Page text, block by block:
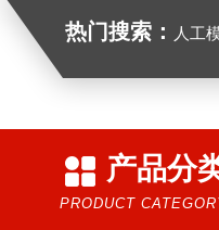
热门搜索： 人工
产品分
PRODUCT